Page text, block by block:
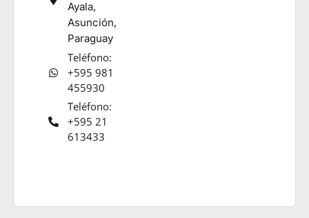
Ayala,
Asunción,
Paraguay
Teléfono:
+595 981
455930
Teléfono:
+595 21
613433